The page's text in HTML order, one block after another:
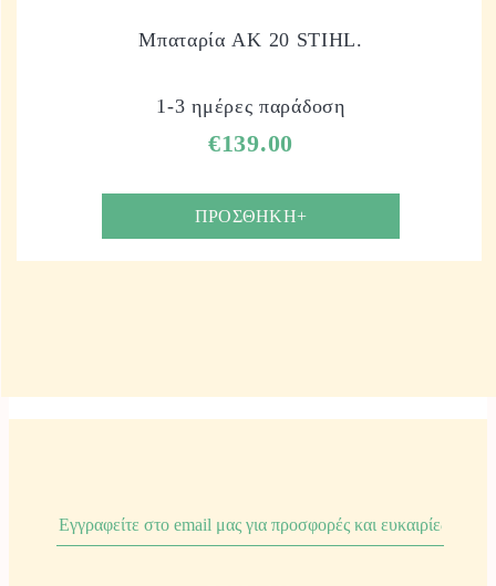
Μπαταρία AK 20 STIHL.
1-3 ημέρες παράδοση
€139.00
ΠΡΟΣΘΗΚΗ+